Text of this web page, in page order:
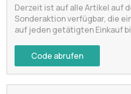
Derzeit ist auf alle Artikel auf
Sonderaktion verfügbar, die
auf jeden getätigten Einkauf
Code abrufen